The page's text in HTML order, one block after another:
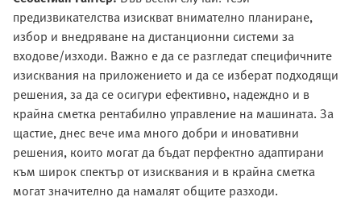
предизвикателства изискват внимателно планиране,
избор и внедряване на дистанционни системи за
входове/изходи. Важно е да се разгледат специфичните
изисквания на приложението и да се изберат подходящи
решения, за да се осигури ефективно, надеждно и в
крайна сметка рентабилно управление на машината. За
щастие, днес вече има много добри и иновативни
решения, които могат да бъдат перфектно адаптирани
към широк спектър от изисквания и в крайна сметка
могат значително да намалят общите разходи.